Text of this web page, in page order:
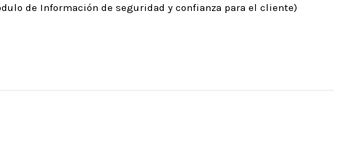
de Información de seguridad y confianza para el cliente)